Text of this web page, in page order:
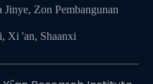
Zon Pembangunan
Xi 'an, Shaanxi